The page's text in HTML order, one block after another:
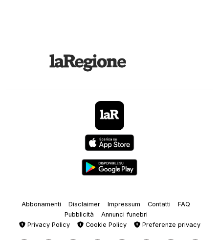
Abbonamenti Disclaimer Impressum Contatti
FAQ
Pubblicità
Annunci funebri
Privacy Policy
Cookie Policy Preferenze privacy